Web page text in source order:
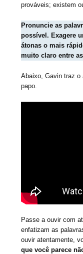
prováveis; existem
Pronuncie as
possível. Exagere
átonas o mais
muito claro entre
Abaixo, Gavin traz o
papo.
Passe a ouvir com
enfatizam as
ouvir atentamente,
que você parece